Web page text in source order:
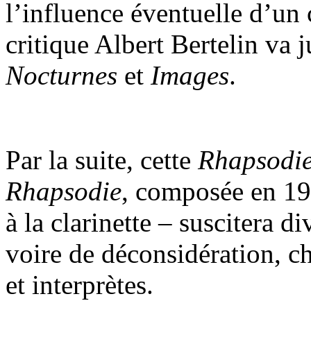
l’influence éventuelle
critique Albert Bertelin va
Nocturnes et Images.
Par la suite, cette
Rhapsodie, composée en
à la clarinette – suscitera
voire de déconsidération,
et interprètes.